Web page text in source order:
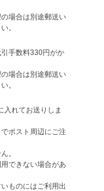
場合は別途郵送い
。
手数料330円がか
場合は別途郵送い
。
入れてお送りしま
ポスト周辺にご注
。
できない場合があ
ものにはご利用出